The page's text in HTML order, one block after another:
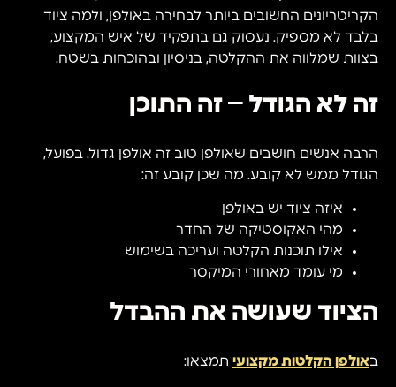
הקריטריונים החשובים ביותר לבחירה באולפן, ולמה ציוד
בלבד לא מספיק. נעסוק גם בתפקיד של איש המקצוע,
בצוות שמלווה את ההקלטה, בניסיון ובהוכחות בשטח.
זה לא הגודל – זה התוכן
הרבה אנשים חושבים שאולפן טוב זה אולפן גדול. בפועל,
הגודל ממש לא קובע. מה שכן קובע זה:
איזה ציוד יש באולפן
מהי האקוסטיקה של החדר
אילו תוכנות הקלטה ועריכה בשימוש
מי עומד מאחורי המיקסר
הציוד שעושה את ההבדל
באולפן הקלטות מקצועי תמצאו: